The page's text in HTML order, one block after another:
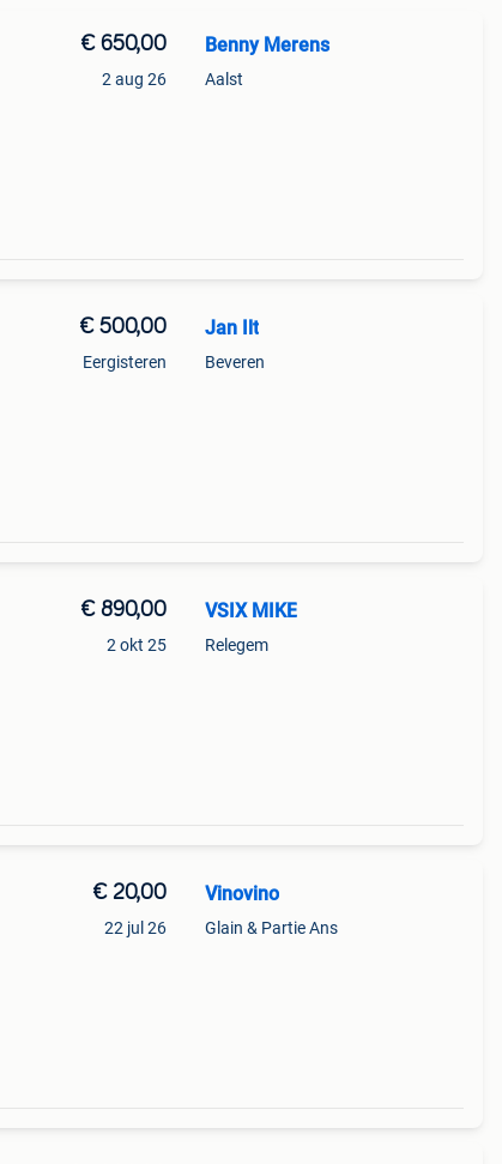
€ 650,00
2 aug 26
Benny Merens
Aalst
€ 500,00
Eergisteren
Jan Ilt
Beveren
€ 890,00
2 okt 25
VSIX MIKE
Relegem
€ 20,00
22 jul 26
Vinovino
Glain & Partie Ans